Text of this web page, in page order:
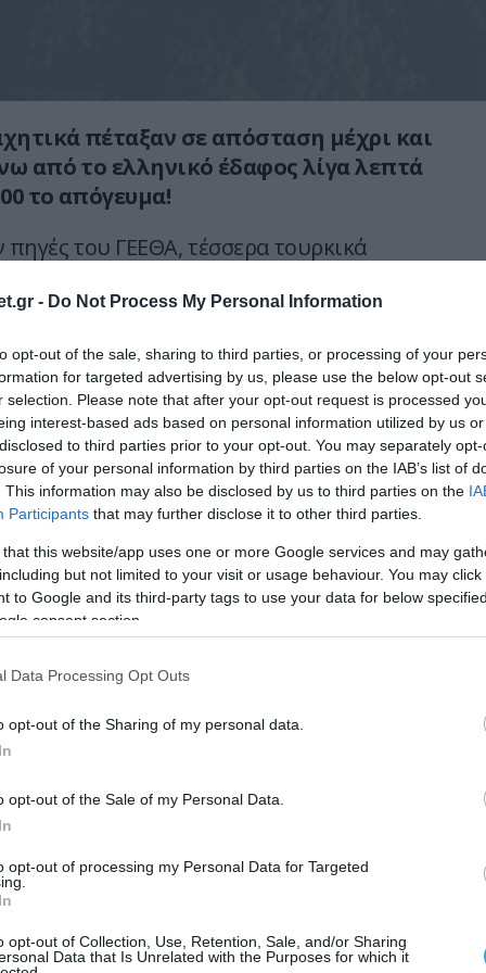
- Do Not Process My Personal Information
opt-out of the sale, sharing to third parties, or processing of your
for targeted advertising by us, please use the below opt-out
selection. Please note that after your opt-out request is processed
interest-based ads based on personal information utilized by us
to third parties prior to your opt-out. You may separately
of your personal information by third parties on the IAB’s list of
This information may also be disclosed by us to third parties on the
Participants that may further disclose it to other third parties.
that this website/app uses one or more Google services and may
but not limited to your visit or usage behaviour. You may
to Google and its third-party tags to use your data for below
consent section.
Data Processing Opt Outs
opt-out of the Sharing of my personal data.
opt-out of the Sale of my Personal Data.
opt-out of processing my Personal Data for Targeted
opt-out of Collection, Use, Retention, Sale, and/or Sharing
Data that Is Unrelated with the Purposes for which it
πέταξαν σε απόσταση μέχρι και
από το ελληνικό έδαφος λίγα λεπτά
το απόγευμα!
του ΓΕΕΘΑ, τέσσερα τουρκικά
15..52 επάνω από τα νησιά Μακρόνησος και
εικονικές αποστολές κρούσης και κλειστής
σε ύψος μεταξύ 180 και 750 μέτρων επάνω
και τα δεύτερα που κάλυπταν τα μαχητικά
1100 και 1350 μέτρων.
15.34 νότια της Χίου.
ελληνικά μαχητικά έγινε ταυτόχρονα με τις
λίγο.
defencenet.gr
ΑΡΘΡΟ